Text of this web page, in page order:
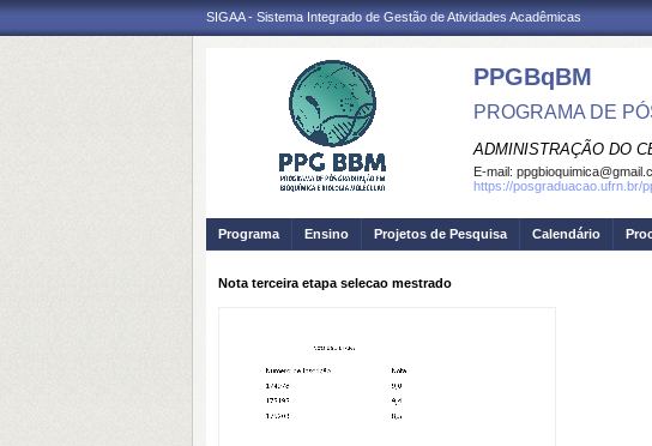
SIGAA - Sistema Integrado de Gestão de Atividades Acadêmicas
PPGBqBM
PROGRAMA DE
ADMINISTRAÇÃO DO
E-mail:
https://posgraduacao.ufrn.br/
Programa Ensino Projetos de Pesquisa Calendário
Nota terceira etapa selecao mestrado